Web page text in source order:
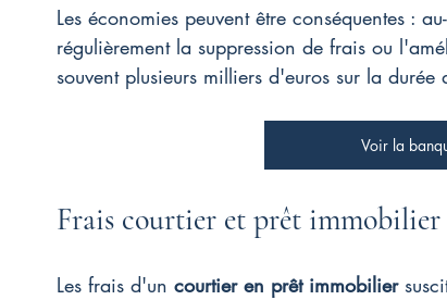
Les économies peuvent être conséquentes :
régulièrement la suppression de frais ou
souvent plusieurs milliers d'euros sur la durée
Voir la
Frais courtier et prêt immobilier
Les frais d'un courtier en prêt immobilier